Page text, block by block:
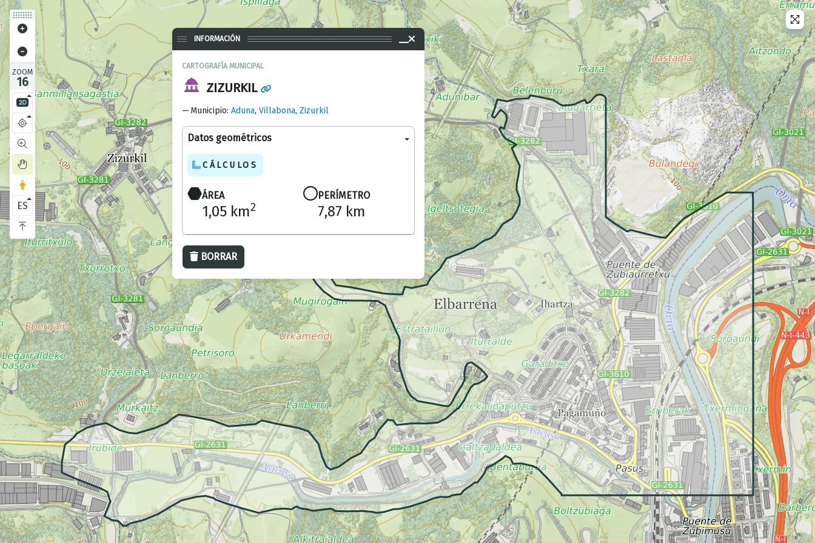
ZOOM
16
ES
INFORMACIÓN
CARTOGRAFÍA MUNICIPAL
ZIZURKIL
Municipio: Aduna, Villabona, Zizurkil
Datos geométricos
CÁLCULOS
ÁREA
1,05 km2
PERÍMETRO
7,87 km
BORRAR